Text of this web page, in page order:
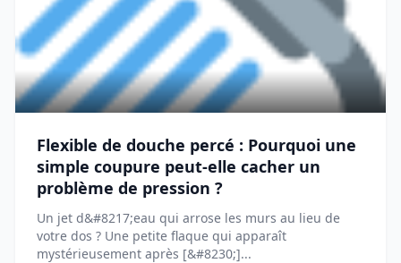
Flexible de douche percé : Pourquoi une
simple coupure peut-elle cacher un
problème de pression ?
Un jet d&#8217;eau qui arrose les murs au lieu de
votre dos ? Une petite flaque qui apparaît
mystérieusement après [&#8230;]...